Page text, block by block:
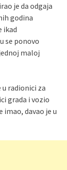
je da odgaja
godina
ikad
se ponovo
maloj
radionici za
grada i vozio
davao je u